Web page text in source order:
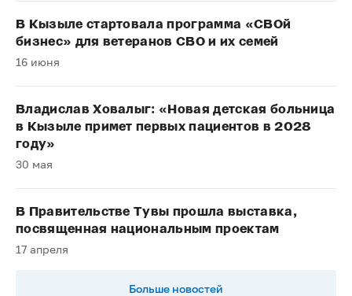
В Кызыле стартовала программа «СВОй
бизнес» для ветеранов СВО и их семей
16 июня
Владислав Ховалыг: «Новая детская больница
в Кызыле примет первых пациентов в 2028
году»
30 мая
В Правительстве Тувы прошла выставка,
посвященная национальным проектам
17 апреля
Больше новостей